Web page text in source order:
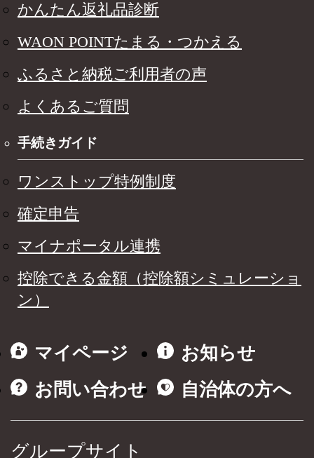
かんたん返礼品診断
WAON POINTたまる・つかえる
ふるさと納税ご利用者の声
よくあるご質問
手続きガイド
ワンストップ特例制度
確定申告
マイナポータル連携
控除できる金額（控除額シミュレーショ
ン）
マイページ
お知らせ
お問い合わせ
自治体の方へ
グループサイト